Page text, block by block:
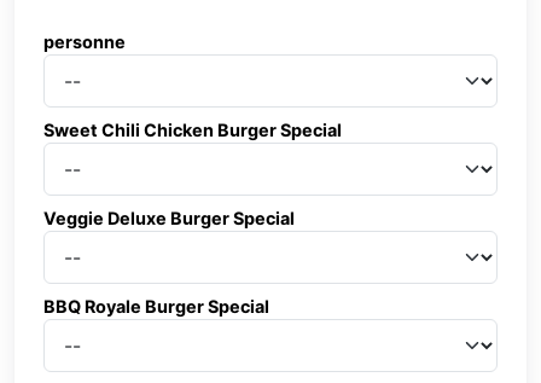
personne
Sweet Chili Chicken Burger Special
Veggie Deluxe Burger Special
BBQ Royale Burger Special